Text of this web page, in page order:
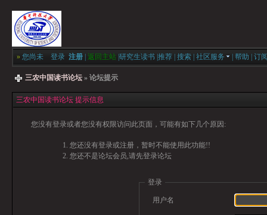
» 您尚未 登录 注册 返回主站 研究生读书 推荐 搜索 社区服务 帮助 订
三农中国读书论坛 » 论坛提示
三农中国读书论坛 提示信息
您没有登录或者您没有权限访问此页面，可能有如下几个原因:
您还没有登录或注册，暂时不能使用此功能!!
您还不是论坛会员,请先登录论坛
登录
用户名